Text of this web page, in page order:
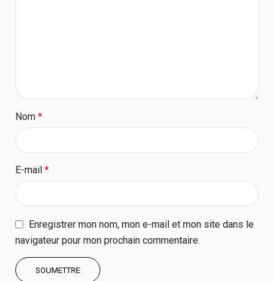
Nom *
E-mail *
Enregistrer mon nom, mon e-mail et mon site dans le
navigateur pour mon prochain commentaire.